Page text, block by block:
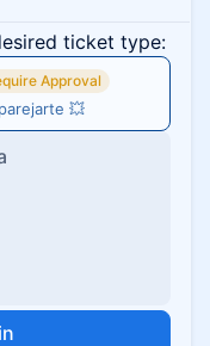
ticket type:
Approval
💥